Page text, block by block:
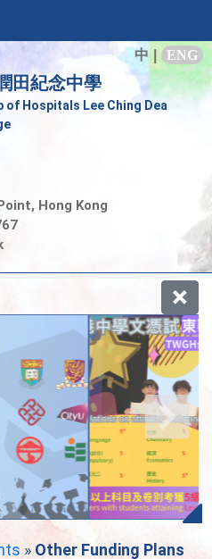
中 ENG
田紀念中學
of Hospitals Lee Ching Dea
Hong Kong
» Other Funding Plans